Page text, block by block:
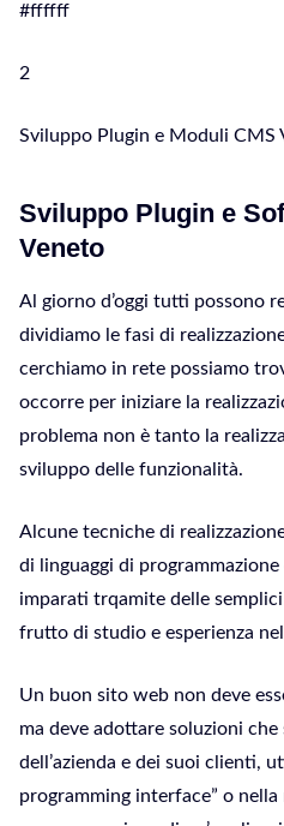
#ffffff
2
Sviluppo Plugin e Moduli CMS
Sviluppo Plugin e
Veneto
Al giorno d’oggi tutti possono
dividiamo le fasi di
cerchiamo in rete possiamo
occorre per iniziare la
problema non è tanto la
sviluppo delle funzionalità.
Alcune tecniche di
di linguaggi di
imparati trqamite delle
frutto di studio e esperienza
Un buon sito web non deve
ma deve adottare soluzioni
dell’azienda e dei suoi clienti,
programming interface” o